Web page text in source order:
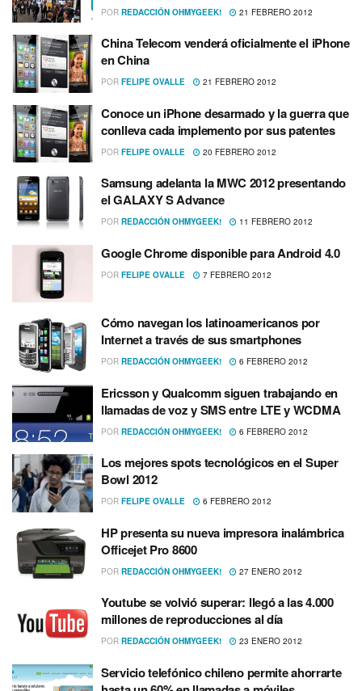
POR REDACCIÓN OHMYGEEK! 21 FEBRERO 2012
China Telecom venderá oficialmente el iPhone
en China
POR FELIPE OVALLE 21 FEBRERO 2012
Conoce un iPhone desarmado y la guerra que
conlleva cada implemento por sus patentes
POR FELIPE OVALLE 20 FEBRERO 2012
Samsung adelanta la MWC 2012 presentando
el GALAXY S Advance
POR REDACCIÓN OHMYGEEK! 11 FEBRERO 2012
Google Chrome disponible para Android 4.0
POR FELIPE OVALLE 7 FEBRERO 2012
Cómo navegan los latinoamericanos por
Internet a través de sus smartphones
POR REDACCIÓN OHMYGEEK! 6 FEBRERO 2012
Ericsson y Qualcomm siguen trabajando en
llamadas de voz y SMS entre LTE y WCDMA
POR REDACCIÓN OHMYGEEK! 6 FEBRERO 2012
Los mejores spots tecnológicos en el Super
Bowl 2012
POR FELIPE OVALLE 6 FEBRERO 2012
HP presenta su nueva impresora inalámbrica
Officejet Pro 8600
POR REDACCIÓN OHMYGEEK! 27 ENERO 2012
Youtube se volvió superar: llegó a las 4.000
millones de reproducciones al dí­a
POR REDACCIÓN OHMYGEEK! 23 ENERO 2012
Servicio telefónico chileno permite ahorrarte